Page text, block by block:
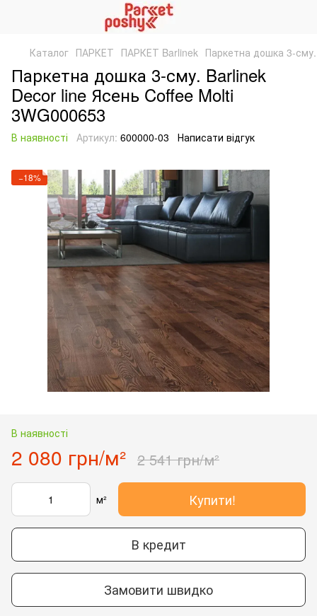
Каталог ПАРКЕТ ПАРКЕТ Barlinek Паркетна дошка 3-
Паркетна дошка 3-сму. Barlinek
Decor line Ясень Coffee Molti
3WG000653
В наявності Артикул: 600000-03 Написати відгук
−18%
В наявності
2 080 грн/м² 2 541 грн/м²
м² Купити!
В кредит
Замовити швидко